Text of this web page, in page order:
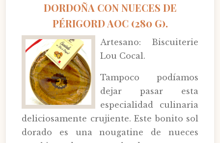
DORDOÑA CON NUECES DE
PÉRIGORD AOC (280 G).
Artesano: Biscuiterie
Lou Cocal.
Tampoco podíamos
dejar pasar esta
especialidad culinaria
deliciosamente crujiente. Este bonito sol
dorado es una nougatine de nueces